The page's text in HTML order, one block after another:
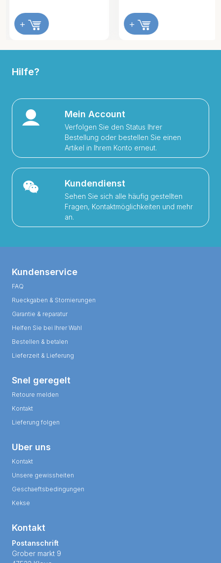
+ +
Hilfe?
Mein Account
Verfolgen Sie den Status Ihrer
Bestellung oder bestellen Sie einen
Artikel in Ihrem Konto erneut.
Kundendienst
Sehen Sie sich alle häufig gestellten
Fragen, Kontaktmöglichkeiten und mehr
an.
Kundenservice
FAQ
Rueckgaben & Stornierungen
Garantie & reparatur
Helfen Sie bei Ihrer Wahl
Bestellen & betalen
Lieferzeit & Lieferung
Snel geregelt
Retoure melden
Kontakt
Lieferung folgen
Uber uns
Kontakt
Unsere gewissheiten
Geschaeftsbedingungen
Kekse
Kontakt
Postanschrift
Grober markt 9